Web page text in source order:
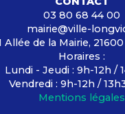
03 80 68 44 00
mairie@ville-
Allée de la Mairie,
Horaires :
Lundi - Jeudi : 9h-12h /
Vendredi : 9h-12h /
Mentions légales